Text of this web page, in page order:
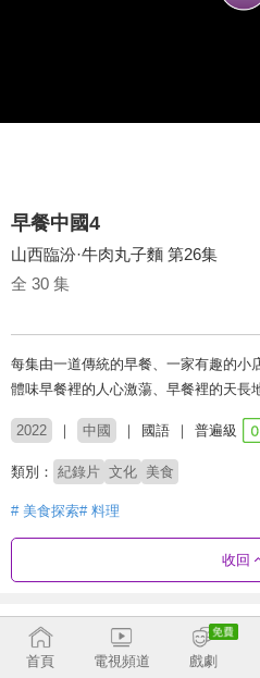
早餐中國4
山西臨汾·牛肉丸子麵 第26集
全 30 集
每集由一道傳統的早餐、一家有趣的小
體味早餐裡的人心激蕩、早餐裡的天長
2022 中國 國語 普遍級
類別： 紀錄片 文化 美食
# 美食探索# 料理
收回
劇集列表
第3季 第4季
首頁 電視頻道 戲劇